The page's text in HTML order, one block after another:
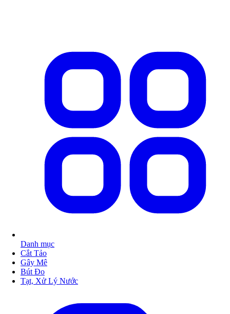
Danh mục
Cắt Tảo
Gây Mê
Bút Đo
Tạt, Xử Lý Nước